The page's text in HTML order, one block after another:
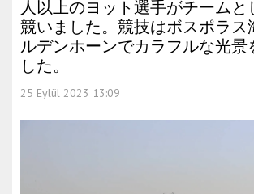
人以上のヨット選手がチームと
競いました。競技はボスポラス
ルデンホーンでカラフルな光景
した。
25 Eylül 2023 13:09